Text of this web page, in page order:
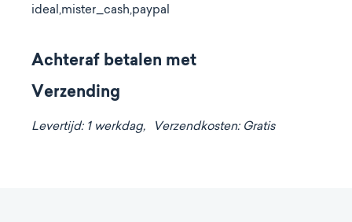
ideal,mister_cash,paypal
Achteraf betalen met
Verzending
Levertijd: 1 werkdag, Verzendkosten: Gratis